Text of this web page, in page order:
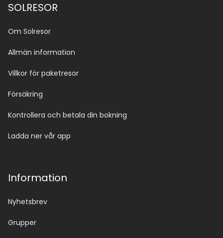
SOLRESOR
Om Solresor
Allmän information
Villkor för paketresor
Försäkring
Kontrollera och betala din bokning
Ladda ner vår app
Information
Nyhetsbrev
Grupper